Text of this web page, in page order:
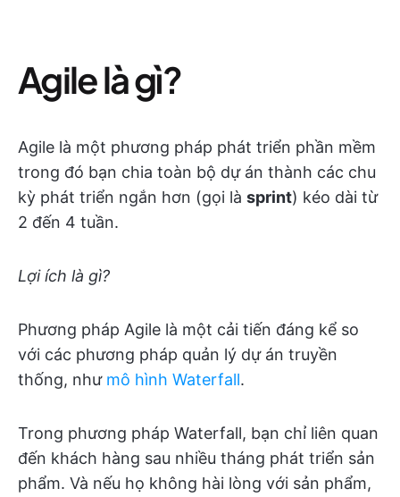
Agile là gì?
Agile là một phương pháp phát triển phần mềm
trong đó bạn chia toàn bộ dự án thành các chu
kỳ phát triển ngắn hơn (gọi là sprint) kéo dài từ
2 đến 4 tuần.
Lợi ích là gì?
Phương pháp Agile là một cải tiến đáng kể so
với các phương pháp quản lý dự án truyền
thống, như mô hình Waterfall.
Trong phương pháp Waterfall, bạn chỉ liên quan
đến khách hàng sau nhiều tháng phát triển sản
phẩm. Và nếu họ không hài lòng với sản phẩm,